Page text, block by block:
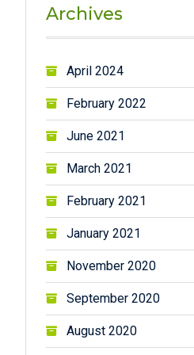
Archives
April 2024
February 2022
June 2021
March 2021
February 2021
January 2021
November 2020
September 2020
August 2020